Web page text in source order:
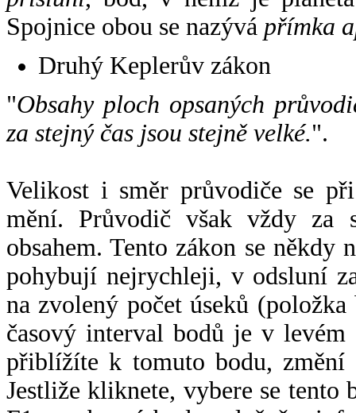
Spojnice obou se nazývá přímka
Druhý Keplerův zákon
"Obsahy ploch opsaných
za stejný čas jsou stejně velké.".
Velikost i směr průvodiče se
mění. Průvodič však vždy za
obsahem. Tento zákon se někdy
pohybují nejrychleji, v odsluní
na zvolený počet úseků
časový interval bodů je v
přiblížíte k tomuto bodu,
Jestliže kliknete, vybere se tento